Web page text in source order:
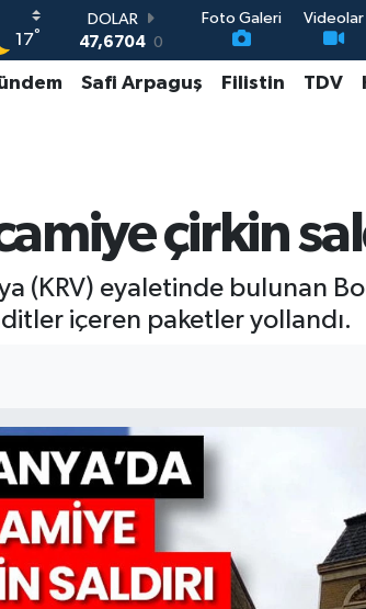
17°
DOLAR
47,6704 0
EURO
55,0406 -0.08
13.799 70
Foto Galeri Videolar
Safi Arpaguş Filistin TDV
çirkin
(KRV) eyaletinde bulunan
içeren paketler yollandı.